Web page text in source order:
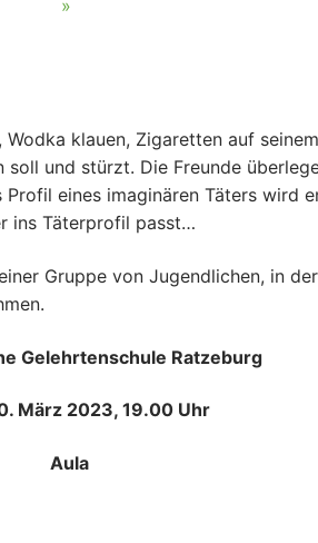
klauen, Zigaretten auf
und stürzt. Die Freunde
eines imaginären Täters wird
ins Täterprofil passt…
Gruppe von Jugendlichen, in
Gelehrtenschule Ratzeburg
März 2023, 19.00 Uhr
Aula